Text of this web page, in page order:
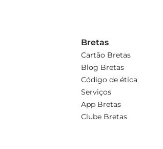
Bretas
Cartão Bretas
Blog Bretas
Código de ética
Serviços
App Bretas
Clube Bretas